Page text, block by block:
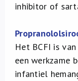
inhibitor of
Het BCFI is
een werkzame
infantiel